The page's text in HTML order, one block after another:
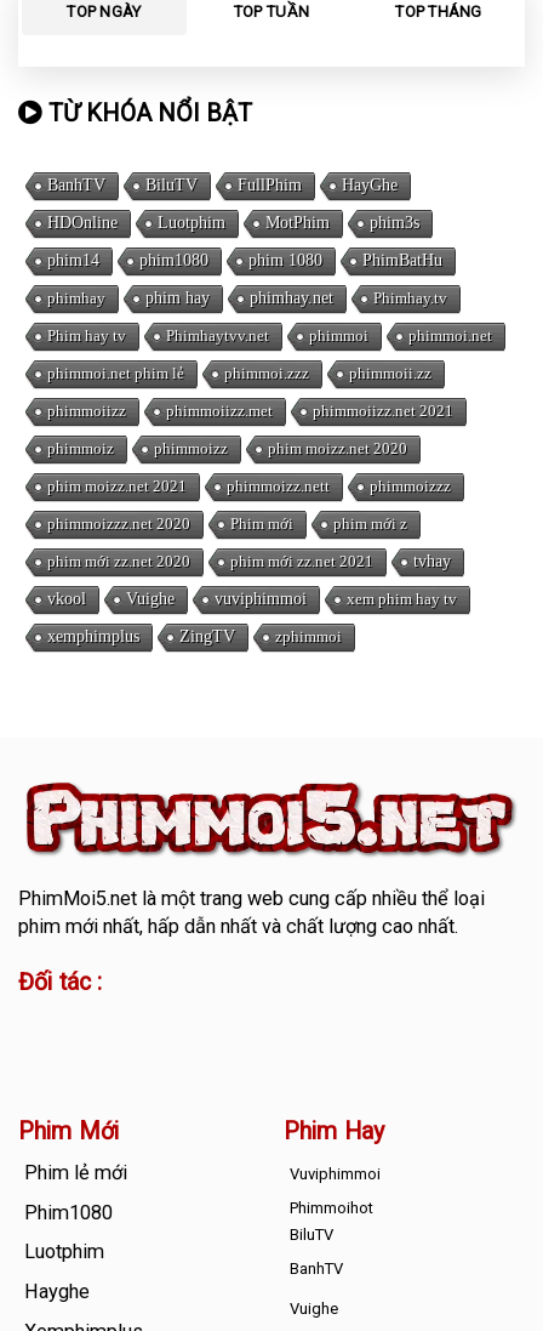
TOP NGÀY TOP TUẦN TOP THÁNG
TỪ KHÓA NỔI BẬT
BanhTV BiluTV FullPhim HayGhe
HDOnline Luotphim MotPhim phim3s
phim14 phim1080 phim 1080 PhimBatHu
phimhay phim hay phimhay.net Phimhay.tv
Phim hay tv Phimhaytvv.net phimmoi phimmoi.net
phimmoi.net phim lẻ phimmoi.zzz phimmoii.zz
phimmoiizz phimmoiizz.met phimmoiizz.net 2021
phimmoiz phimmoizz phim moizz.net 2020
phim moizz.net 2021 phimmoizz.nett phimmoizzz
phimmoizzz.net 2020 Phim mới phim mới z
phim mới zz.net 2020 phim mới zz.net 2021 tvhay
vkool Vuighe vuviphimmoi xem phim hay tv
xemphimplus ZingTV zphimmoi
PhimMoi5.netlà một trang web cung cấp nhiều thể loại
phim mới nhất, hấp dẫn nhất và chất lượng cao nhất.
Đối tác :
Phim Mới
Phim lẻ mới
Phim1080
Luotphim
Hayghe
Phim Hay
Vuviphimmoi
Phimmoihot
BiluTV
BanhTV
Vuighe